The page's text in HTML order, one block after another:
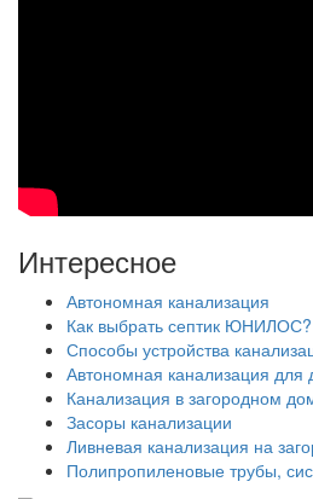
Интересное
Автономная канализация
Как выбрать септик ЮНИЛОС?
Способы устройства
Автономная канализация для
Канализация в загородном
Засоры канализации
Ливневая канализация на
Полипропиленовые трубы,